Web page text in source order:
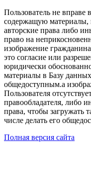
Пользователь не
содержащую материалы,
авторские права либо
право на
изображение
это согласие или
юридически
материалы в Базу
общедоступным.а
Пользователя
правообладателя, либо
права, чтобы загружать
числе делать его
Полная версия сайта